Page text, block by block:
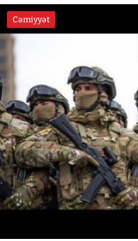
Cəmiyyət